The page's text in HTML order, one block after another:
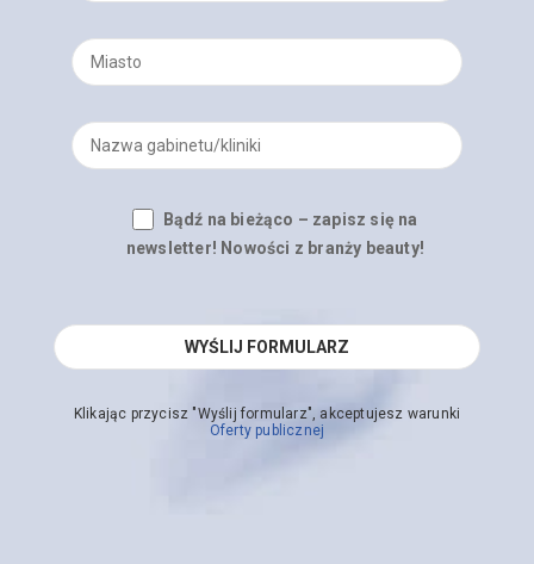
Bądź na bieżąco – zapisz się na
newsletter! Nowości z branży beauty!
Klikając przycisz "Wyślij formularz", akceptujesz warunki
Oferty publicznej